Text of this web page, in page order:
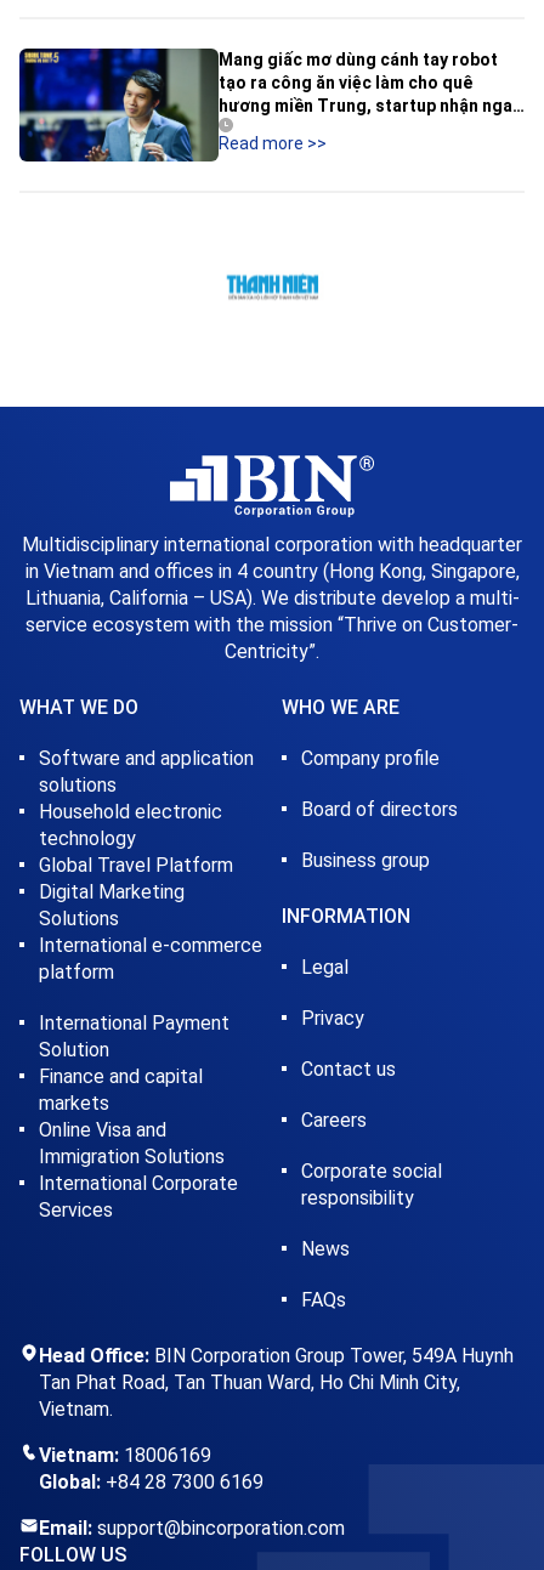
Mang giấc mơ dùng cánh tay robot
tạo ra công ăn việc làm cho quê
hương miền Trung, startup nhận ngay
cái gật đầu của Shark Hùng Anh
Read more >>
Multidisciplinary international corporation with headquarter
in Vietnam and offices in 4 country (Hong Kong, Singapore,
Lithuania, California – USA). We distribute develop a multi-
service ecosystem with the mission “Thrive on Customer-
Centricity”.
WHAT WE DO
Software and application
solutions
Household electronic
technology
Global Travel Platform
Digital Marketing
Solutions
International e-commerce
platform
International Payment
Solution
Finance and capital
markets
Online Visa and
Immigration Solutions
International Corporate
Services
WHO WE ARE
Company profile
Board of directors
Business group
INFORMATION
Legal
Privacy
Contact us
Careers
Corporate social
responsibility
News
FAQs
Head Office: BIN Corporation Group Tower, 549A Huynh
Tan Phat Road, Tan Thuan Ward, Ho Chi Minh City,
Vietnam.
Vietnam: 18006169
Global: +84 28 7300 6169
Email: support@bincorporation.com
FOLLOW US